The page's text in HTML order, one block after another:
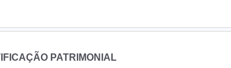
ter atenção também ao fornecedor do produto,
procedência e da garantia de qualidade. A
em rótulos e etiquetas para indústrias e
PATRIMONIAL